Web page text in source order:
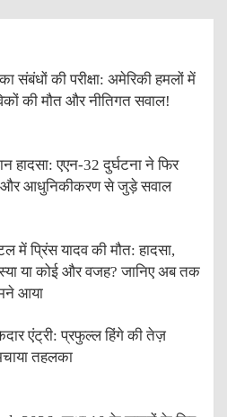
संबंधों की परीक्षा: अमेरिकी हमलों में
की मौत और नीतिगत सवाल!
हादसा: एएन-32 दुर्घटना ने फिर
और आधुनिकीकरण से जुड़े सवाल
में प्रिंस यादव की मौत: हादसा,
या कोई और वजह? जानिए अब तक
आया
एंट्री: प्रफुल्ल हिंगे की तेज़
तहलका